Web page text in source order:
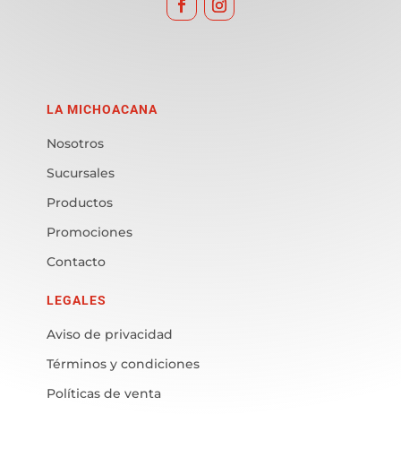
LA MICHOACANA
Nosotros
Sucursales
Productos
Promociones
Contacto
LEGALES
Aviso de privacidad
Términos y condiciones
Políticas de venta